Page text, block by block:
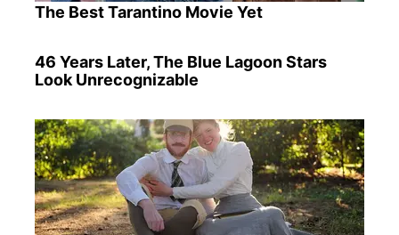
The Best Tarantino Movie Yet
46 Years Later, The Blue Lagoon Stars
Look Unrecognizable